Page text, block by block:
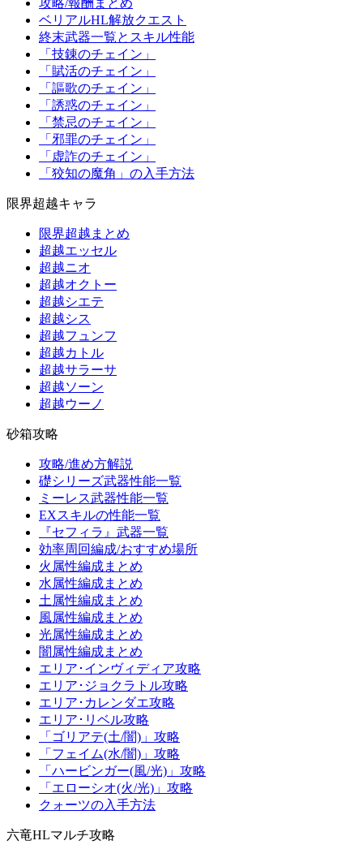
攻略/報酬まとめ
ベリアルHL解放クエスト
終末武器一覧とスキル性能
「技錬のチェイン」
「賦活のチェイン」
「謳歌のチェイン」
「誘惑のチェイン」
「禁忌のチェイン」
「邪罪のチェイン」
「虚詐のチェイン」
「狡知の魔角」の入手方法
限界超越キャラ
限界超越まとめ
超越エッセル
超越ニオ
超越オクトー
超越シエテ
超越シス
超越フュンフ
超越カトル
超越サラーサ
超越ソーン
超越ウーノ
砂箱攻略
攻略/進め方解説
礎シリーズ武器性能一覧
ミーレス武器性能一覧
EXスキルの性能一覧
『セフィラ』武器一覧
効率周回編成/おすすめ場所
火属性編成まとめ
水属性編成まとめ
土属性編成まとめ
風属性編成まとめ
光属性編成まとめ
闇属性編成まとめ
エリア･インヴィディア攻略
エリア･ジョクラトル攻略
エリア･カレンダエ攻略
エリア･リベル攻略
「ゴリアテ(土/闇)」攻略
「フェイム(水/闇)」攻略
「ハービンガー(風/光)」攻略
「エローシオ(火/光)」攻略
クォーツの入手方法
六竜HLマルチ攻略